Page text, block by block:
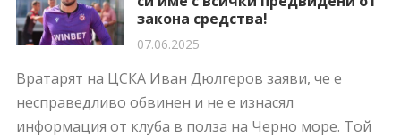
закона средства!
07.06.2025
Вратарят на ЦСКА Иван Дюлгеров заяви, че е
несправедливо обвинен и не е изнасял
информация от клуба в полза на Черно море. Той